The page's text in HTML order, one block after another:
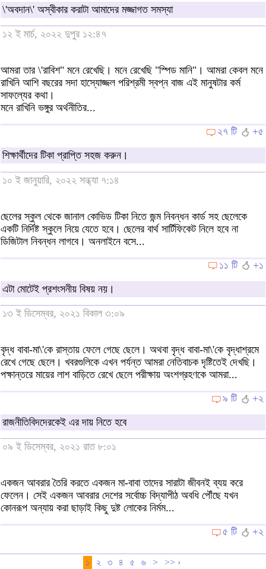
\'অবদান\' অস্বীকার করাটা আমাদের মজ্জাগত সমস্যা
১২ ই মার্চ, ২০২২ দুপুর ১২:৪৭
আমরা তার \'রাবিশ" মনে রেখেছি। মনে রেখেছি "স্পিড মানি"। আমরা কেবল মনে
রাখিনি আশি বছরের সদা হাস্যোজ্জল পরিশ্রমী স্বপ্ন বাজ এই মানুষটার কর্ম
সাফল্যের কথা।
মনে রাখিনি ভঙ্গুর অর্থনীতির...
২৭ টি
+৫
শিক্ষার্থীদের টিকা প্রাপ্তি সহজ করুন।
১০ ই জানুয়ারি, ২০২২ সন্ধ্যা ৭:১৪
ছেলের স্কুল থেকে জানাল কোভিড টিকা নিতে জন্ম নিবন্ধন কার্ড সহ ছেলেকে
একটি নির্দিষ্ট স্কুলে নিয়ে যেতে হবে। ছেলের বার্থ সার্টিফিকেট নিলে হবে না
ডিজিটাল নিবন্ধন লাগবে। অনলাইনে বসে...
১১ টি
+১
এটা মোটেই প্রশংসনীয় বিষয় নয়।
১৩ ই ডিসেম্বর, ২০২১ বিকাল ৩:০৯
বৃদ্ধ বাবা-মা\'কে রাস্তায় ফেলে গেছে ছেলে। অথবা বৃদ্ধ বাবা-মা\'কে বৃদ্ধাশ্রমে
রেখে গেছে ছেলে। খবরগুলিকে এখন পর্যন্ত আমরা নেতিবাচক দৃষ্টিতেই দেখছি।
পক্ষান্তরে মায়ের লাশ বাড়িতে রেখে ছেলে পরীক্ষায় অংশগ্রহণকে আমরা...
৯ টি
+২
রাজনীতিবিদদেরকেই এর দায় নিতে হবে
০৯ ই ডিসেম্বর, ২০২১ রাত ৮:০১
একজন আবরার তৈরি করতে একজন মা-বাবা তাদের সারাটা জীবনই ব্যয় করে
ফেলেন। সেই একজন আবরার দেশের সর্বোচ্চ বিদ্যাপীঠ অবধি পৌঁছে যখন
কোনরূপ অন্যায় করা ছাড়াই কিছু দুষ্ট লোকের নির্মম...
৫ টি
+২
১ ২ ৩ ৪ ৫ ৬ > >> ›